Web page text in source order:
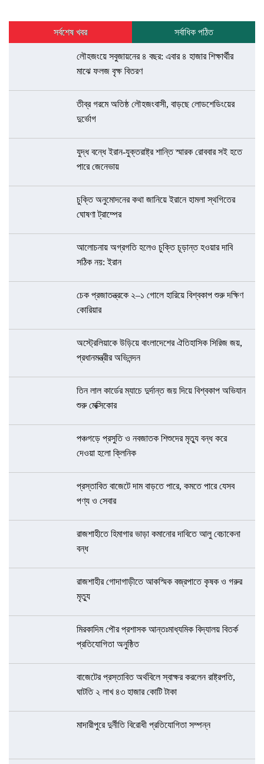
সর্বশেষ খবর সর্বাধিক পঠিত
লৌহজংয়ে সবুজায়নের ৪ বছর: এবার ৪ হাজার শিক্ষার্থীর
মাঝে ফলজ বৃক্ষ বিতরণ
তীব্র গরমে অতিষ্ঠ লৌহজংবাসী, বাড়ছে লোডশেডিংয়ের
দুর্ভোগ
যুদ্ধ বন্ধে ইরান-যুক্তরাষ্ট্র শান্তি স্মারক রোববার সই হতে
পারে জেনেভায়
চুক্তি অনুমোদনের কথা জানিয়ে ইরানে হামলা স্থগিতের
ঘোষণা ট্রাম্পের
আলোচনায় অগ্রগতি হলেও চুক্তি চূড়ান্ত হওয়ার দাবি
সঠিক নয়: ইরান
চেক প্রজাতন্ত্রকে ২–১ গোলে হারিয়ে বিশ্বকাপ শুরু দক্ষিণ
কোরিয়ার
অস্ট্রেলিয়াকে উড়িয়ে বাংলাদেশের ঐতিহাসিক সিরিজ জয়,
প্রধানমন্ত্রীর অভিনন্দন
তিন লাল কার্ডের ম্যাচে দুর্দান্ত জয় দিয়ে বিশ্বকাপ অভিযান
শুরু মেক্সিকোর
পঞ্চগড়ে প্রসুতি ও নবজাতক শিশুদের মৃত্যু বন্ধ করে
দেওয়া হলো ক্লিনিক
প্রস্তাবিত বাজেটে দাম বাড়তে পারে, কমতে পারে যেসব
পণ্য ও সেবার
রাজশাহীতে হিমাগার ভাড়া কমানোর দাবিতে আলু বেচাকেনা
বন্ধ
রাজশাহীর গোদাগাড়ীতে আকস্মিক বজ্রপাতে কৃষক ও গরুর
মৃত্যু
মিরকাদিম পৌর প্রশাসক আন্তঃমাধ্যমিক বিদ্যালয় বিতর্ক
প্রতিযোগিতা অনুষ্ঠিত
বাজেটের প্রস্তাবিত অর্থবিলে স্বাক্ষর করলেন রাষ্ট্রপতি,
ঘাটতি ২ লাখ ৪৩ হাজার কোটি টাকা
মাদারীপুরে দুর্নীতি বিরোধী প্রতিযোগিতা সম্পন্ন